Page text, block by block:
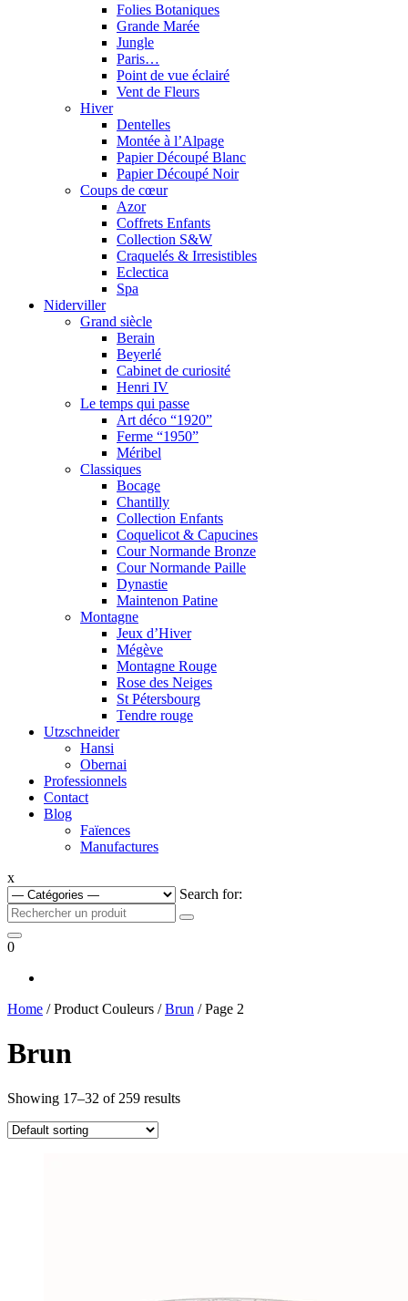
Folies Botaniques
Grande Marée
Jungle
Paris…
Point de vue éclairé
Vent de Fleurs
Hiver
Dentelles
Montée à l’Alpage
Papier Découpé Blanc
Papier Découpé Noir
Coups de cœur
Azor
Coffrets Enfants
Collection S&W
Craquelés & Irresistibles
Eclectica
Spa
Niderviller
Grand siècle
Berain
Beyerlé
Cabinet de curiosité
Henri IV
Le temps qui passe
Art déco “1920”
Ferme “1950”
Méribel
Classiques
Bocage
Chantilly
Collection Enfants
Coquelicot & Capucines
Cour Normande Bronze
Cour Normande Paille
Dynastie
Maintenon Patine
Montagne
Jeux d’Hiver
Mégève
Montagne Rouge
Rose des Neiges
St Pétersbourg
Tendre rouge
Utzschneider
Hansi
Obernai
Professionnels
Contact
Blog
Faïences
Manufactures
x
Search for:
0
Home / Product Couleurs /Brun / Page 2
Brun
Showing 17–32 of 259 results